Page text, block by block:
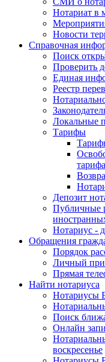
Нотариат в
Новости
Справочная
Поиск
Проверить
Единая
Реестр
Локальные
Тарифы
тарифа
Депозит
Публичные
Нотариус -
Обращения
Порядок
Личный
Прямая
Найти нотариуса
Нотариусы
Поиск
Онлайн
воскресенье